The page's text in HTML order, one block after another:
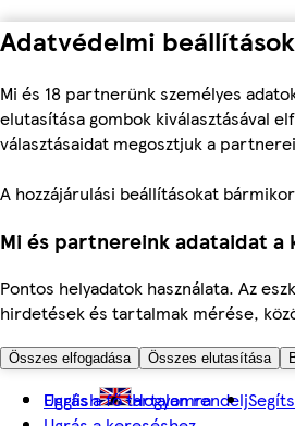
Adatvédelmi beállítások
Mi és 18 partnerünk személyes
elutasítása gombok kiválasztásával
választásaidat megosztjuk a
A hozzájárulási beállításokat
Mi és partnereink adataidat a
Pontos helyadatok használata. Az
hirdetések és tartalmak mérése,
Összes elfogadása Összes elutasítása
Ugrás a fő tartalomra
English Hogyan rendelj